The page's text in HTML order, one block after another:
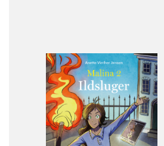
3. klasse 4. klasse 5. klasse 6. klasse
FORMAT
Flergangsbog
9788723568113